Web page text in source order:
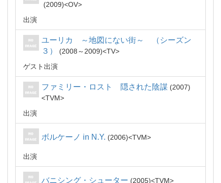
2009
OV
出演
ユーリカ ～地図にない街～ （シーズン
３）
2008～2009
TV
ゲスト出演
ファミリー・ロスト 隠された陰謀
2007
TVM
出演
ボルケーノ in N.Y. 2006 TVM
出演
バニシング・シューター 2005 TVM